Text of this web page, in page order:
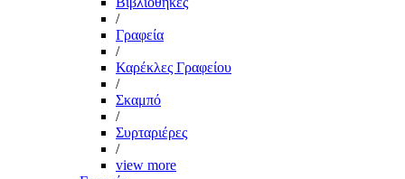
/
Γραφεία
/
Καρέκλες Γραφείου
/
Σκαμπό
/
Συρταριέρες
/
view more